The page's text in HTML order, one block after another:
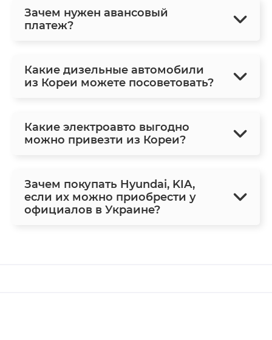
Зачем нужен авансовый
платеж?
Какие дизельные автомобили
из Кореи можете посоветовать?
Какие электроавто выгодно
можно привезти из Кореи?
Зачем покупать Hyundai, KIA,
если их можно приобрести у
официалов в Украине?